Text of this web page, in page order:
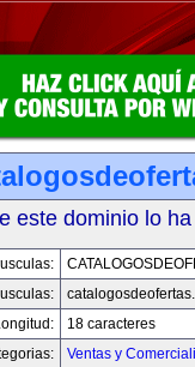
este dominio lo
18 caracteres
Ventas y